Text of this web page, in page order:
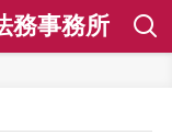
務事務所